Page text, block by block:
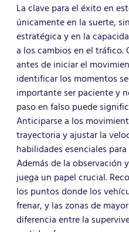
La clave para el éxito en
únicamente en la suerte,
estratégica y en la
a los cambios en el tráfico.
antes de iniciar el
identificar los momentos
importante ser paciente y
paso en falso puede
Anticiparse a los
trayectoria y ajustar la
habilidades esenciales
Además de la observación
juega un papel crucial.
los puntos donde los
frenar, y las zonas de
diferencia entre la